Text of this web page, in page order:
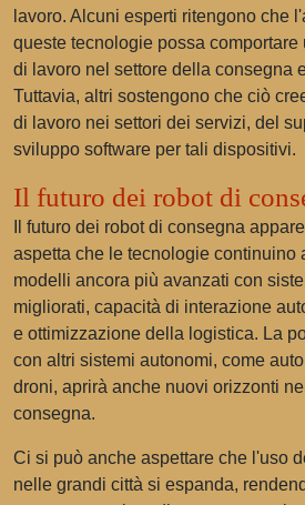
lavoro. Alcuni esperti ritengono che
queste tecnologie possa
di lavoro nel settore della consegna
Tuttavia, altri sostengono che ciò
di lavoro nei settori dei servizi, del
sviluppo software per tali dispositivi.
Il futuro dei robot di
Il futuro dei robot di consegna
aspetta che le tecnologie continuino
modelli ancora più avanzati con
migliorati, capacità di interazione
e ottimizzazione della logistica. La
con altri sistemi autonomi, come
droni, aprirà anche nuovi orizzonti
consegna.
Ci si può anche aspettare che l'uso
nelle grandi città si espanda,